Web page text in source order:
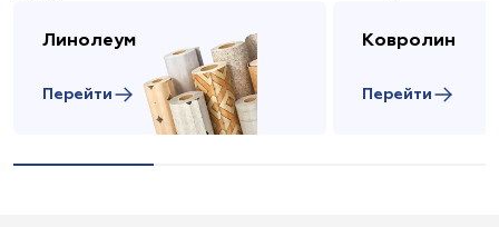
Линолеум
Перейти
Ковролин
Перейти